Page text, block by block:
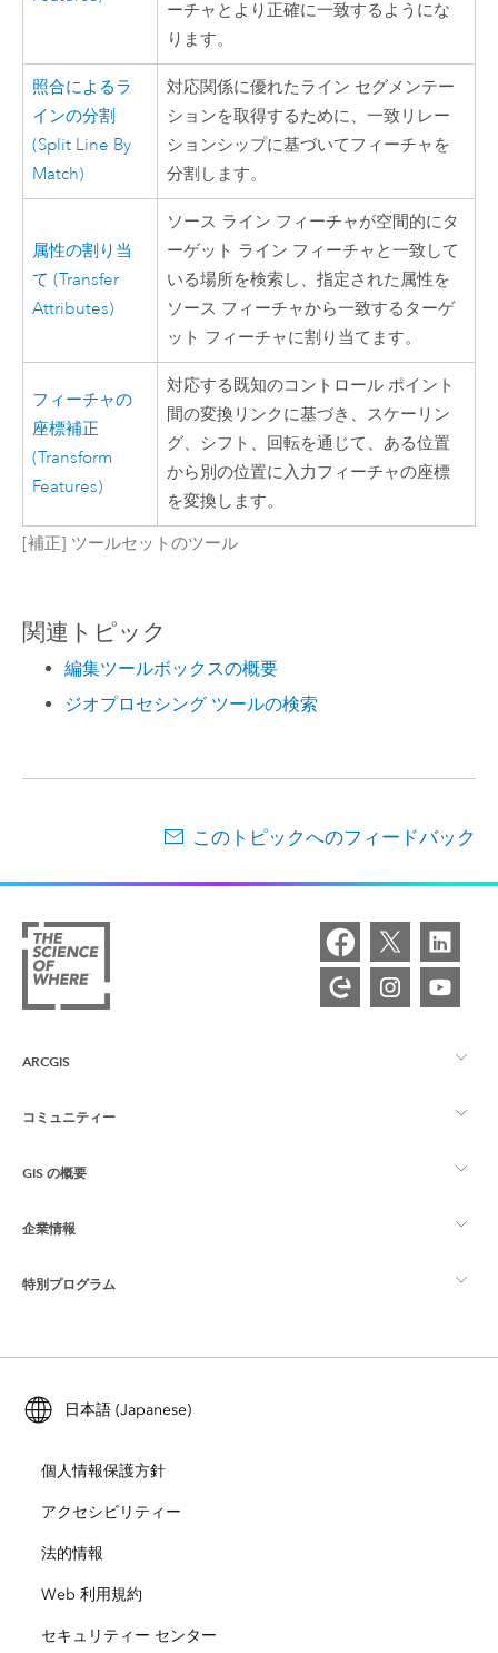
ーチャとより正確に一致するようにな
ります。
照合によるラ
インの分割
(Split Line By
Match)
対応関係に優れたライン セグメンテー
ションを取得するために、一致リレー
ションシップに基づいてフィーチャを
分割します。
属性の割り当
て (Transfer
Attributes)
ソース ライン フィーチャが空間的にタ
ーゲット ライン フィーチャと一致して
いる場所を検索し、指定された属性を
ソース フィーチャから一致するターゲ
ット フィーチャに割り当てます。
フィーチャの
座標補正
(Transform
Features)
対応する既知のコントロール ポイント
間の変換リンクに基づき、スケーリン
グ、シフト、回転を通じて、ある位置
から別の位置に入力フィーチャの座標
を変換します。
[補正] ツールセットのツール
関連トピック
編集ツールボックスの概要
ジオプロセシング ツールの検索
このトピックへのフィードバック
ARCGIS
ArcGIS の概要
マッピング
Esri ストア
コミュニティー
Esri Community
ArcGIS ブログ
ユーザー調査およびテスト
Esri Young Professionals Network
GIS の概要
GIS とは
ロケーション インテリジェンス
トレーニング
ArcUser
ArcNews
ArcWatch
Esri Press
企業情報
Esri について
採用情報
オープンビジョン
企業行動規範
特別プログラム
ArcGIS for Student Use
自然保護
教育機関
日本語 (Japanese)
個人情報保護方針
アクセシビリティー
法的情報
Web 利用規約
セキュリティー センター